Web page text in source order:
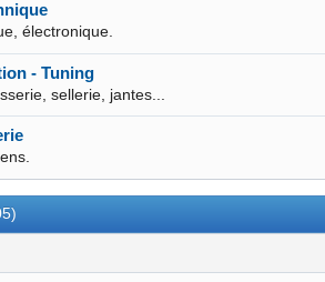
électronique.
- Tuning
sellerie, jantes...